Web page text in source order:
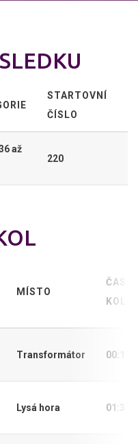
STARTOVNÍ
ČÍSLO
až
220
MÍSTO
ČAS
KOLA
Transformátor
Lysá hora